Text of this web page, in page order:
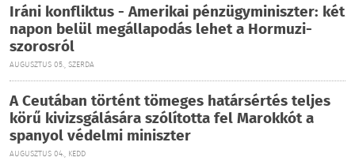
Iráni konfliktus - Amerikai pénzügyminiszter: két
napon belül megállapodás lehet a Hormuzi-
szorosról
AUGUSZTUS 05., SZERDA
A Ceutában történt tömeges határsértés teljes
körű kivizsgálására szólította fel Marokkót a
spanyol védelmi miniszter
AUGUSZTUS 04., KEDD